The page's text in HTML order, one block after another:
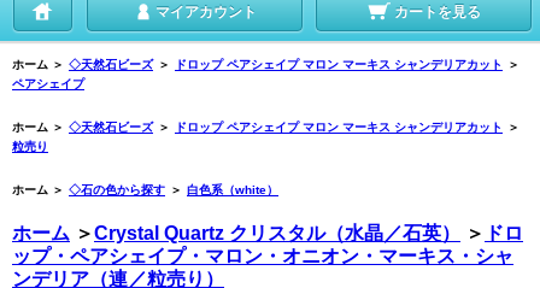
マイアカウント カートを見る
ホーム ＞ ◇天然石ビーズ ＞ ドロップ ペアシェイプ マロン マーキス シャンデリアカット
＞
ペアシェイプ
ホーム ＞ ◇天然石ビーズ ＞ ドロップ ペアシェイプ マロン マーキス シャンデリアカット
＞
粒売り
ホーム ＞ ◇石の色から探す ＞ 白色系（white）
ホーム ＞Crystal Quartz クリスタル（水晶／石英） ＞ ドロ
ップ・ペアシェイプ・マロン・オニオン・マーキス・シャ
ンデリア（連／粒売り）